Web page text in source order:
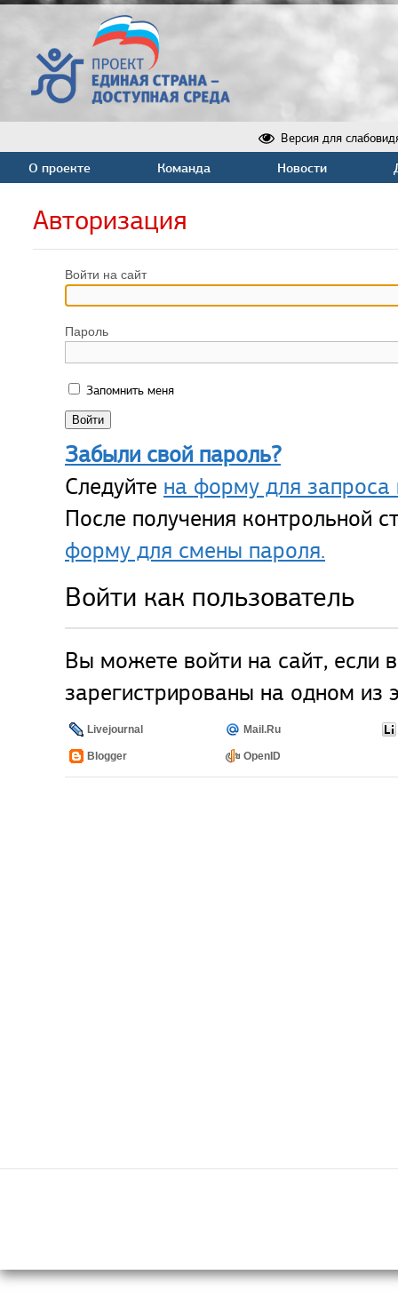
Версия для
О проекте Команда Новости
Авторизация
Войти на сайт
Пароль
Запомнить меня
Забыли свой пароль?
Следуйте на форму для запроса
После получения контрольной
форму для смены пароля.
Войти как пользователь
Вы можете войти на сайт, если
зарегистрированы на одном из
Livejournal Mail.Ru
Blogger OpenID